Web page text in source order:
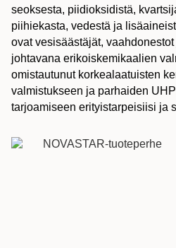
seoksesta, piidioksidistä,
piihiekasta, vedestä ja
ovat vesisäästäjät,
johtavana erikoiskemikaalien
omistautunut korkealaatuisten
valmistukseen ja parhaiden
tarjoamiseen erityistarpeisiisi ja